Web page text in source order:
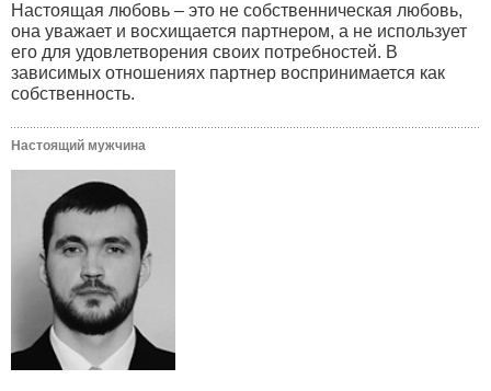
Настоящая любовь – это не собственническая любовь,
она уважает и восхищается партнером, а не использует
его для удовлетворения своих потребностей. В
зависимых отношениях партнер воспринимается как
собственность.
Настоящий мужчина